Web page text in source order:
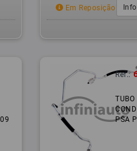
Em Reposição
Ref.:
TUBO
PSA